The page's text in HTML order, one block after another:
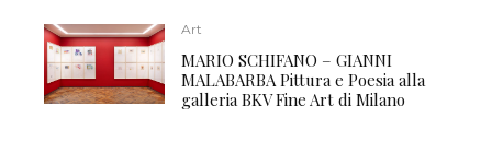
Art
MARIO SCHIFANO – GIANNI
MALABARBA Pittura e Poesia alla
galleria BKV Fine Art di Milano